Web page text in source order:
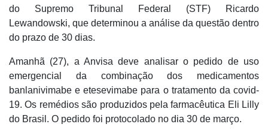
do Supremo Tribunal Federal (STF) Ricardo
Lewandowski, que determinou a análise da questão dentro
do prazo de 30 dias.
Amanhã (27), a Anvisa deve analisar o pedido de uso
emergencial da combinação dos medicamentos
banlanivimabe e etesevimabe para o tratamento da covid-
19. Os remédios são produzidos pela farmacêutica Eli Lilly
do Brasil. O pedido foi protocolado no dia 30 de março.